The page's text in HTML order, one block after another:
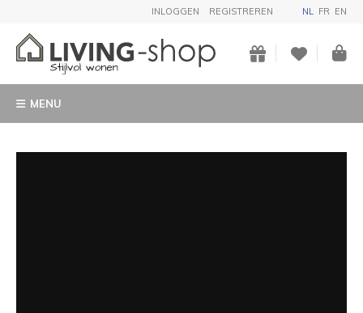
INLOGGEN REGISTREREN NL FR EN
MENU